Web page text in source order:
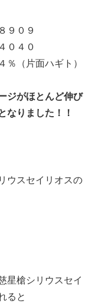
０９
０４０
（片面ハギト）
ジがほとんど伸び
なりました！！
ウスセイリオスの
星槍シリウスセイ
ると